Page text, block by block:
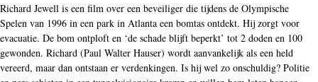
Richard Jewell is een film over een beveiliger die tijdens de Olympische
Spelen van 1996 in een park in Atlanta een bomtas ontdekt. Hij zorgt voor
evacuatie. De bom ontploft en ‘de schade blijft beperkt’ tot 2 doden en 100
gewonden. Richard (Paul Walter Hauser) wordt aanvankelijk als een held
vereerd, maar dan ontstaan er verdenkingen. Is hij wel zo onschuldig? Politie